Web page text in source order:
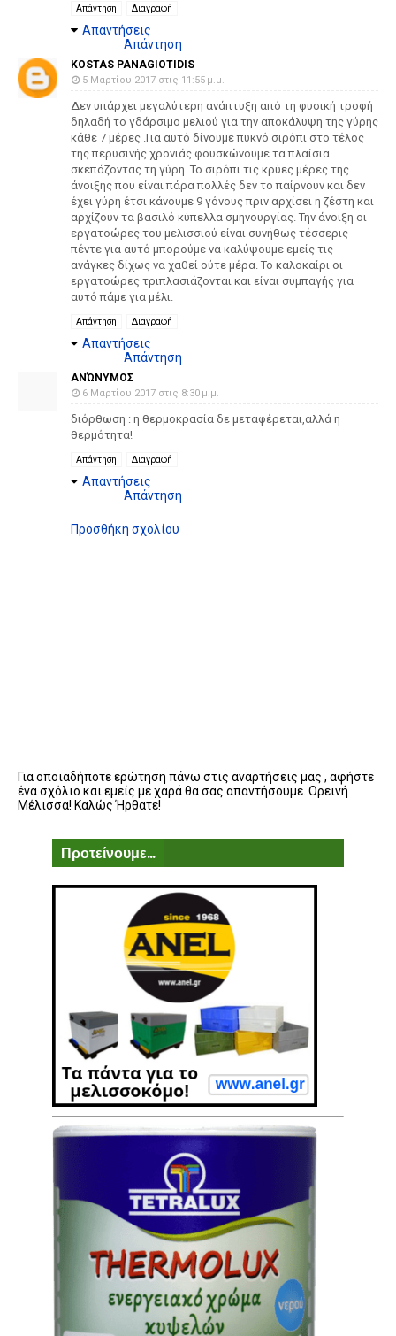
Απάντηση Διαγραφή
Απαντήσεις
Απάντηση
KOSTAS PANAGIOTIDIS
5 Μαρτίου 2017 στις 11:55 μ.μ.
Δεν υπάρχει μεγαλύτερη ανάπτυξη από τη φυσική τροφή
δηλαδή το γδάρσιμο μελιού για την αποκάλυψη της γύρης
κάθε 7 μέρες .Για αυτό δίνουμε πυκνό σιρόπι στο τέλος
της περυσινής χρονιάς φουσκώνουμε τα πλαίσια
σκεπάζοντας τη γύρη .Το σιρόπι τις κρύες μέρες της
άνοιξης που είναι πάρα πολλές δεν το παίρνουν και δεν
έχει γύρη έτσι κάνουμε 9 γόνους πριν αρχίσει η ζέστη και
αρχίζουν τα βασιλό κύπελλα σμηνουργίας. Την άνοιξη οι
εργατοώρες του μελισσιού είναι συνήθως τέσσερις-
πέντε για αυτό μπορούμε να καλύψουμε εμείς τις
ανάγκες δίχως να χαθεί ούτε μέρα. Το καλοκαίρι οι
εργατοώρες τριπλασιάζονται και είναι συμπαγής για
αυτό πάμε για μέλι.
Απάντηση Διαγραφή
Απαντήσεις
Απάντηση
ΑΝΏΝΥΜΟΣ
6 Μαρτίου 2017 στις 8:30 μ.μ.
διόρθωση : η θερμοκρασία δε μεταφέρεται,αλλά η
θερμότητα!
Απάντηση Διαγραφή
Απαντήσεις
Απάντηση
Προσθήκη σχολίου
Για οποιαδήποτε ερώτηση πάνω στις αναρτήσεις μας , αφήστε
ένα σχόλιο και εμείς με χαρά θα σας απαντήσουμε. Ορεινή
Μέλισσα! Καλώς Ήρθατε!
Προτείνουμε...